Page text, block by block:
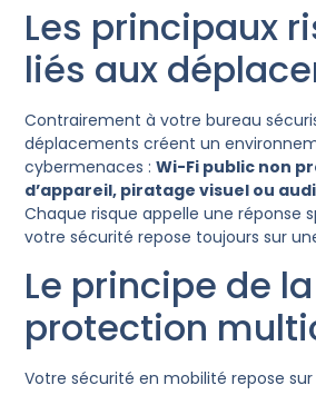
Les principaux
liés aux
Contrairement à votre bureau
déplacements créent un
cybermenaces :Wi-Fi public non
d’appareil, piratage visuel ou
Chaque risque appelle une réponse
votre sécurité repose toujours sur
Le principe de la
protection
Votre sécurité en mobilité repose sur